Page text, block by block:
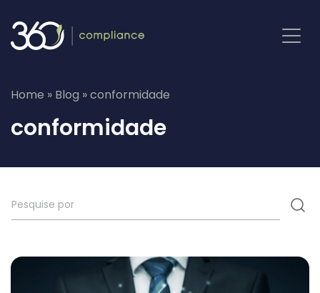
para
Home » Blog »conformidade
conformidade